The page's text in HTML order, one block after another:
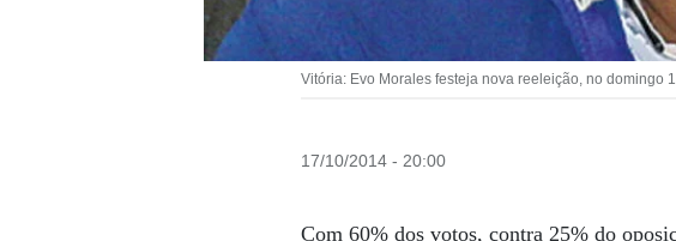
Vitória: Evo Morales festeja nova reeleição, no domingo
17/10/2014 - 20:00
Com 60% dos votos, contra 25% do